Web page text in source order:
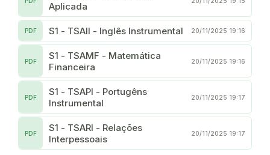
Aplicada
S1 - TSAII - Inglês Instrumental
PDF 20/11/2025 19:16
S1 - TSAMF - Matemática
Financeira
PDF 20/11/2025 19:16
S1 - TSAPI - Portugêns
Instrumental
PDF 20/11/2025 19:17
S1 - TSARI - Relações
Interpessoais
PDF 20/11/2025 19:17